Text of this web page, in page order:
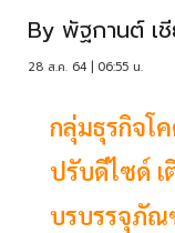
By พัฐกานต์ เ
28 ส.ค. 64 | 06:55 น.
กลุ่มธุรกิจโ
ปรับดีไซด์
บรบรรจุภัณ